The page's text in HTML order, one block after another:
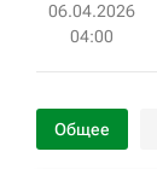
06.04.2026
04:00
Общее